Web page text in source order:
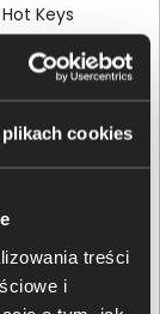
cookies
treści
i
Keys
produktu z
Way, Round
ul. Inflancka
PL